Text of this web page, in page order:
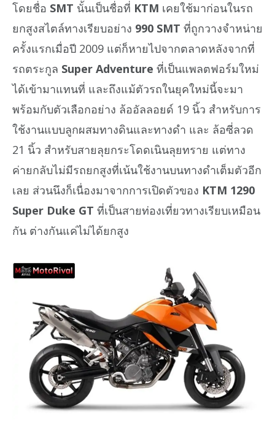
โดยชื่อ SMT นั้นเป็นชื่อที่ KTM เคยใช้มาก่อนในรถ
ยกสูงสไตล์ทางเรียบอย่าง 990 SMT ที่ถูกวางจำหน่าย
ครั้งแรกเมื่อปี 2009 แต่ก็หายไปจากตลาดหลังจากที่
รถตระกูล Super Adventure ที่เป็นแพลตฟอร์มใหม่
ได้เข้ามาแทนที่ และถึงแม้ตัวรถในยุคใหม่นี้จะมา
พร้อมกับตัวเลือกอย่าง ล้ออัลลอยด์ 19 นิ้ว สำหรับการ
ใช้งานแบบลูกผสมทางดินและทางดำ และ ล้อซี่ลวด
21 นิ้ว สำหรับสายลุยกระโดดเนินลุยทราย แต่ทาง
ค่ายกลับไม่มีรถยกสูงที่เน้นใช้งานบนทางดำเต็มตัวอีก
เลย ส่วนนึงก็เนื่องมาจากการเปิดตัวของ KTM 1290
Super Duke GT ที่เป็นสายท่องเที่ยวทางเรียบเหมือน
กัน ต่างกันแค่ไม่ได้ยกสูง